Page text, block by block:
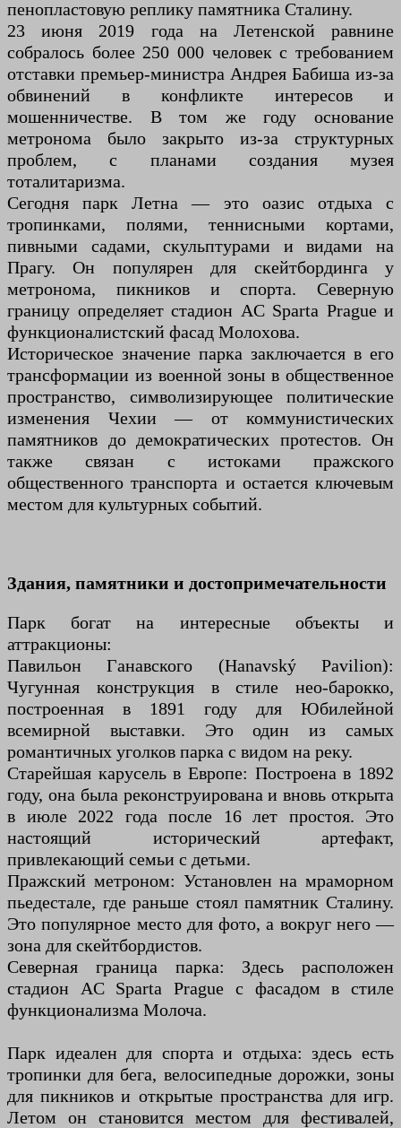
пенопластовую реплику памятника Сталину.
23 июня 2019 года на Летенской равнине
собралось более 250 000 человек с требованием
отставки премьер-министра Андрея Бабиша из-за
обвинений в конфликте интересов и
мошенничестве. В том же году основание
метронома было закрыто из-за структурных
проблем, с планами создания музея
тоталитаризма.
Сегодня парк Летна — это оазис отдыха с
тропинками, полями, теннисными кортами,
пивными садами, скульптурами и видами на
Прагу. Он популярен для скейтбординга у
метронома, пикников и спорта. Северную
границу определяет стадион AC Sparta Prague и
функционалистский фасад Молоxова.
Историческое значение парка заключается в его
трансформации из военной зоны в общественное
пространство, символизирующее политические
изменения Чехии — от коммунистических
памятников до демократических протестов. Он
также связан с истоками пражского
общественного транспорта и остается ключевым
местом для культурных событий.
Здания, памятники и достопримечательности
Парк богат на интересные объекты и
аттракционы:
Павильон Ганавского (Hanavský Pavilion):
Чугунная конструкция в стиле нео-барокко,
построенная в 1891 году для Юбилейной
всемирной выставки. Это один из самых
романтичных уголков парка с видом на реку.
Старейшая карусель в Европе: Построена в 1892
году, она была реконструирована и вновь открыта
в июле 2022 года после 16 лет простоя. Это
настоящий исторический артефакт,
привлекающий семьи с детьми.
Пражский метроном: Установлен на мраморном
пьедестале, где раньше стоял памятник Сталину.
Это популярное место для фото, а вокруг него —
зона для скейтбордистов.
Северная граница парка: Здесь расположен
стадион AC Sparta Prague с фасадом в стиле
функционализма Молоча.
Парк идеален для спорта и отдыха: здесь есть
тропинки для бега, велосипедные дорожки, зоны
для пикников и открытые пространства для игр.
Летом он становится местом для фестивалей,